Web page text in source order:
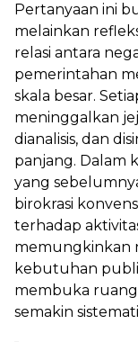
Pertanyaan ini
melainkan
relasi antara
pemerintahan
skala besar.
meninggalkan
dianalisis, dan
panjang. Dalam
yang
birokrasi
terhadap
memungkinkan
kebutuhan
membuka
semakin